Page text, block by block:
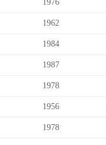
1976
1962
1984
1987
1978
1956
1978